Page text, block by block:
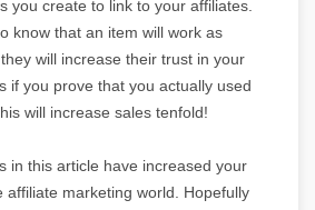
you create to link to your affiliates.
know that an item will work as
will increase their trust in your
if you prove that you actually used
will increase sales tenfold!
in this article have increased your
affiliate marketing world. Hopefully